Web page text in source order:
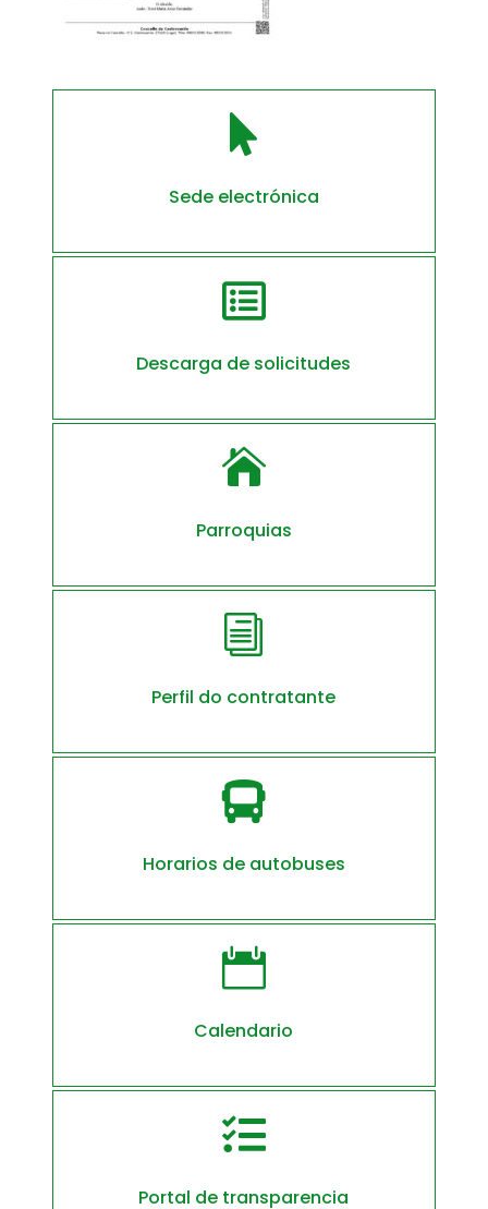

Sede electrónica

Descarga de solicitudes

Parroquias
i
Perfil do contratante

Horarios de autobuses

Calendario

Portal de transparencia